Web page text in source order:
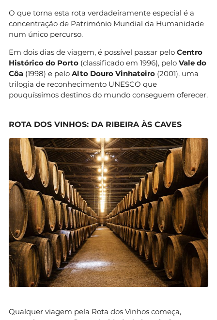
O que torna esta rota verdadeiramente especial é a
concentração de Património Mundial da Humanidade
num único percurso.
Em dois dias de viagem, é possível passar pelo Centro
Histórico do Porto (classificado em 1996), pelo Vale do
Côa (1998) e pelo Alto Douro Vinhateiro (2001), uma
trilogia de reconhecimento UNESCO que
pouquíssimos destinos do mundo conseguem oferecer.
ROTA DOS VINHOS: DA RIBEIRA ÀS CAVES
Qualquer viagem pela Rota dos Vinhos começa,